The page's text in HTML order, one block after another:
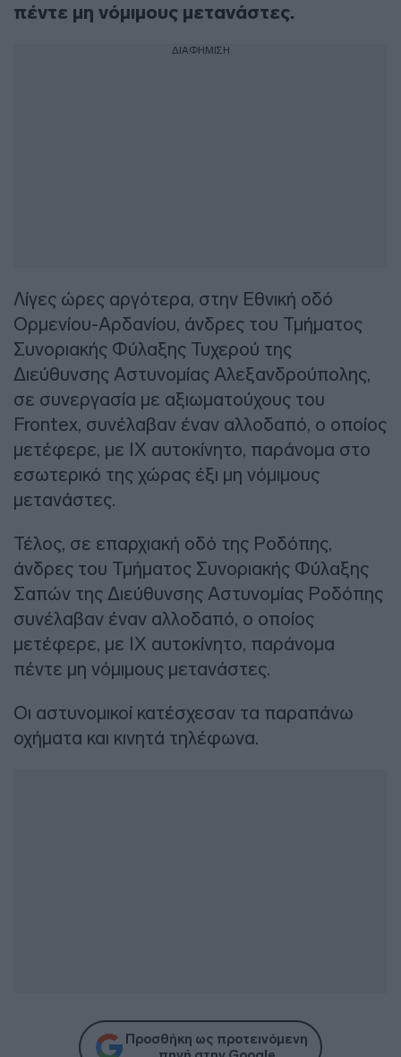
πέντε μη νόμιμους μετανάστες.
ΔΙΑΦΗΜΙΣΗ
Λίγες ώρες αργότερα, στην Εθνική οδό
Ορμενίου-Αρδανίου, άνδρες του Τμήματος
Συνοριακής Φύλαξης Τυχερού της
Διεύθυνσης Αστυνομίας Αλεξανδρούπολης,
σε συνεργασία με αξιωματούχους του
Frontex, συνέλαβαν έναν αλλοδαπό, ο οποίος
μετέφερε, με ΙΧ αυτοκίνητο, παράνομα στο
εσωτερικό της χώρας έξι μη νόμιμους
μετανάστες.
Τέλος, σε επαρχιακή οδό της Ροδόπης,
άνδρες του Τμήματος Συνοριακής Φύλαξης
Σαπών της Διεύθυνσης Αστυνομίας Ροδόπης
συνέλαβαν έναν αλλοδαπό, ο οποίος
μετέφερε, με ΙΧ αυτοκίνητο, παράνομα
πέντε μη νόμιμους μετανάστες.
Οι αστυνομικοί κατέσχεσαν τα παραπάνω
οχήματα και κινητά τηλέφωνα.
Προσθήκη ως προτεινόμενη